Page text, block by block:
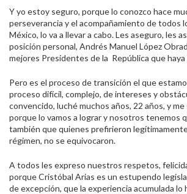
Y yo estoy seguro, porque lo conozco hace
perseverancia y el acompañamiento de todos
México, lo va a llevar a cabo. Les aseguro, les
posición personal, Andrés Manuel López
mejores Presidentes de la República que
Pero es el proceso de transición el que
proceso difícil, complejo, de intereses y
convencido, luché muchos años, 22 años, y
porque lo vamos a lograr y nosotros tenemos
también que quienes prefirieron
régimen, no se equivocaron.
A todos les expreso nuestros respetos,
porque Cristóbal Arias es un estupendo
de excepción, que la experiencia acumulada lo